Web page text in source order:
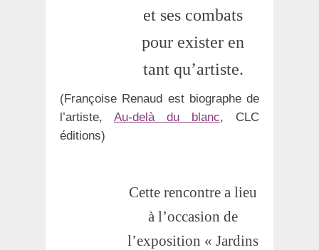
et ses combats
pour exister en
tant qu’artiste.
(Françoise Renaud est biographe de
l’artiste, Au-delà du blanc, CLC
éditions)
Cette rencontre a lieu
à l’occasion de
l’exposition « Jardins